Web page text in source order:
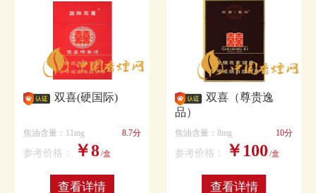
双喜(硬国际)
焦油含量：11mg 8.7分
参考价格： ￥8/盒
查看详情
双喜（尊贵逸
品）
焦油含量：8mg 10分
参考价格： ￥100 /盒
查看详情